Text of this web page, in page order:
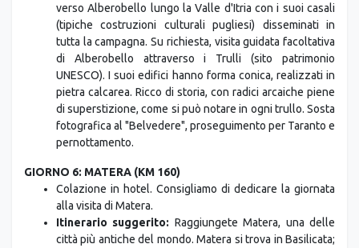
verso Alberobello lungo la Valle d'Itria con i suoi casali
(tipiche costruzioni culturali pugliesi) disseminati in
tutta la campagna. Su richiesta, visita guidata facoltativa
di Alberobello attraverso i Trulli (sito patrimonio
UNESCO). I suoi edifici hanno forma conica, realizzati in
pietra calcarea. Ricco di storia, con radici arcaiche piene
di superstizione, come si può notare in ogni trullo. Sosta
fotografica al "Belvedere", proseguimento per Taranto e
pernottamento.
GIORNO 6: MATERA (KM 160)
Colazione in hotel. Consigliamo di dedicare la giornata
alla visita di Matera.
Itinerario suggerito: Raggiungete Matera, una delle
città più antiche del mondo. Matera si trova in Basilicata;